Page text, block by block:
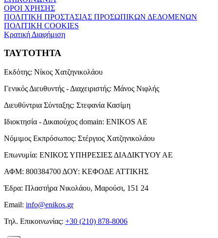
ΟΡΟΙ ΧΡΗΣΗΣ
ΠΟΛΙΤΙΚΗ ΠΡΟΣΤΑΣΙΑΣ ΠΡΟΣΩΠΙΚΩΝ ΔΕΔΟΜΕΝΩΝ
ΠΟΛΙΤΙΚΗ COOKIES
Κρατική Διαφήμιση
ΤΑΥΤΟΤΗΤΑ
Εκδότης: Νίκος Χατζηνικολάου
Γενικός Διευθυντής - Διαχειριστής: Μάνος Νιφλής
Διευθύντρια Σύνταξης: Στεφανία Κασίμη
Ιδιοκτησία - Δικαιούχος domain: ENIKOS AE
Νόμιμος Εκπρόσωπος: Στέργιος Χατζηνικολάου
Επωνυμία: ΕΝΙΚΟΣ ΥΠΗΡΕΣΙΕΣ ΔΙΑΔΙΚΤΥΟΥ ΑΕ
ΑΦΜ: 800384700 ΔΟΥ: ΚΕΦΟΔΕ ΑΤΤΙΚΗΣ
Έδρα: Πλαστήρα Νικολάου, Μαρούσι, 151 24
Email: info@enikos.gr
Τηλ. Επικοινωνίας: +30 (210) 878-8006